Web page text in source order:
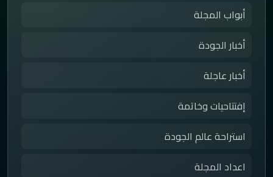
أبواب المجلة
أخبار الجودة
أخبار عاجلة
إفتتاحيات وخاتمة
استراحة عالم الجودة
اعداد المجلة